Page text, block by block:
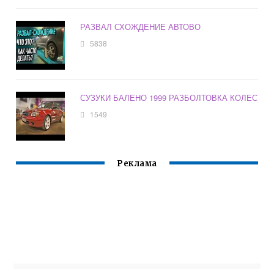
РАЗВАЛ СХОЖДЕНИЕ АВТОВО
5838
СУЗУКИ БАЛЕНО 1999 РАЗБОЛТОВКА КОЛЕС
1549
Реклама